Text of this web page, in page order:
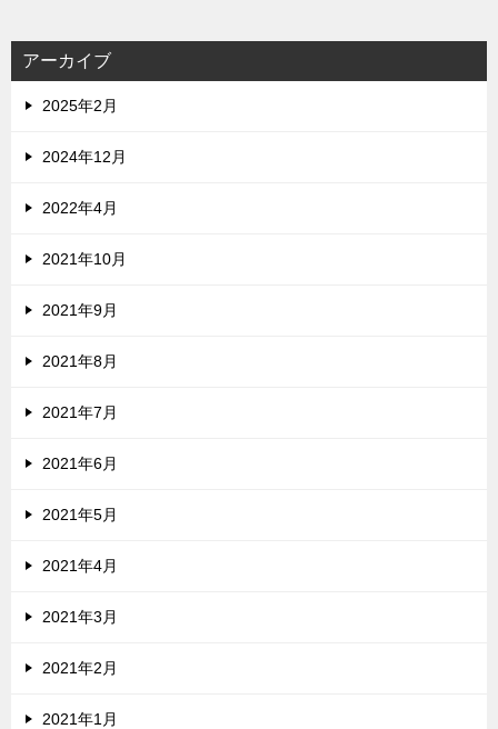
アーカイブ
2025年2月
2024年12月
2022年4月
2021年10月
2021年9月
2021年8月
2021年7月
2021年6月
2021年5月
2021年4月
2021年3月
2021年2月
2021年1月